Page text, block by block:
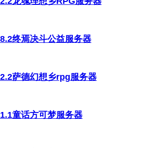
终焉决斗公益服务器
萨德幻想乡rpg服务器
童话方可梦服务器